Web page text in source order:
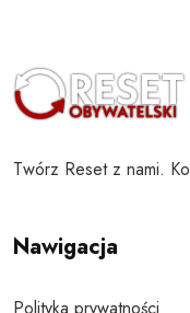
Twórz Reset z nami.
Nawigacja